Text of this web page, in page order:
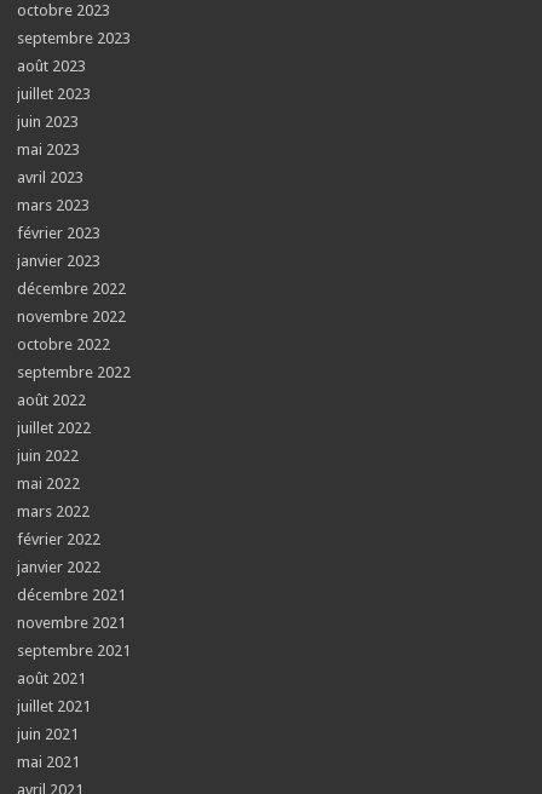
octobre 2023
septembre 2023
août 2023
juillet 2023
juin 2023
mai 2023
avril 2023
mars 2023
février 2023
janvier 2023
décembre 2022
novembre 2022
octobre 2022
septembre 2022
août 2022
juillet 2022
juin 2022
mai 2022
mars 2022
février 2022
janvier 2022
décembre 2021
novembre 2021
septembre 2021
août 2021
juillet 2021
juin 2021
mai 2021
avril 2021